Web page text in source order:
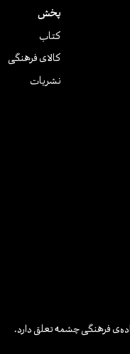
پخش
کتاب
کالای فرهنگی
نشریات
فرهنگی چشمه تعلق دارد.